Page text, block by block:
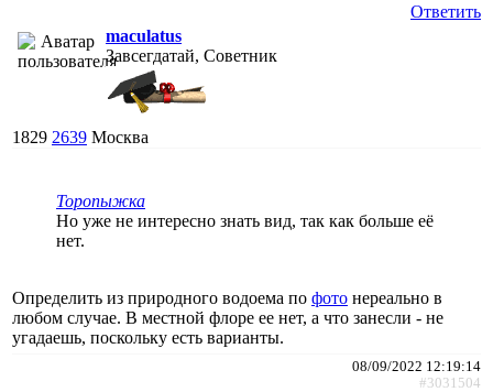
Ответить
maculatus
Завсегдатай, Советник
1829 2639 Москва
Торопыжка
Но уже не интересно знать вид, так как больше её
нет.
Определить из природного водоема по фото нереально в
любом случае. В местной флоре ее нет, а что занесли - не
угадаешь, поскольку есть варианты.
08/09/2022 12:19:14
#3031504